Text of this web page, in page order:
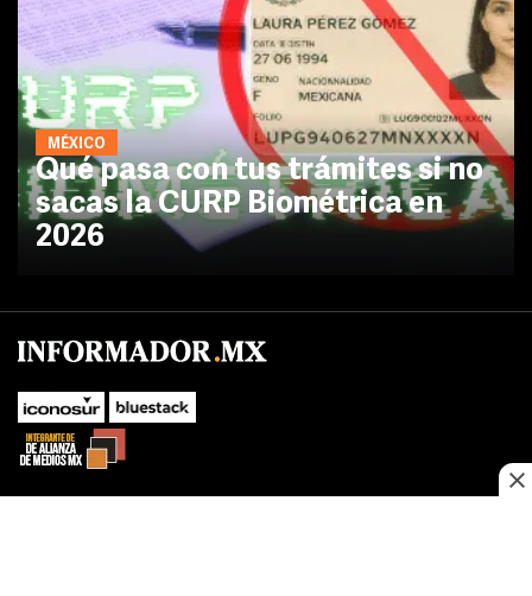
MÉXICO
Qué pasa con tus trámites si no
sacas la CURP Biométrica en
2026